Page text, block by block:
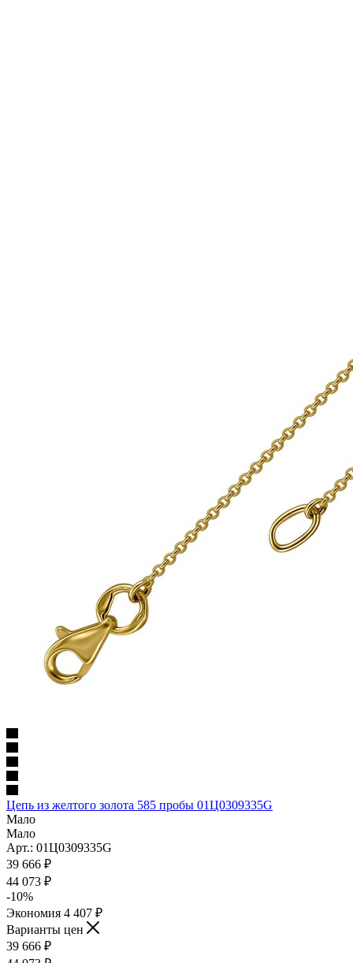
Цепь из желтого золота 585 пробы 01Ц0309335G
Мало
Мало
Арт.: 01Ц0309335G
39 666 ₽
44 073 ₽
-10%
Экономия 4 407 ₽
Варианты цен
39 666 ₽